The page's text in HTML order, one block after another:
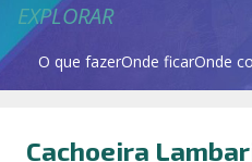
EXPLORAR
O que fazerOnde ficarOnde
Cachoeira